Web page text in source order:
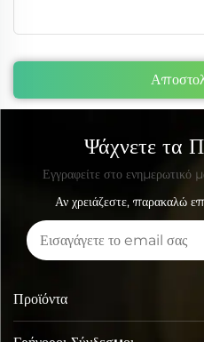
Ψάχνετε τα
Εγγραφείτε στο ενημερωτικό
Αν χρειάζεστε, παρακαλώ
Προϊόντα